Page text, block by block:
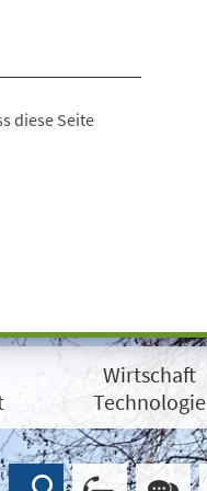
diese Seite
Wirtschaft
Technologie